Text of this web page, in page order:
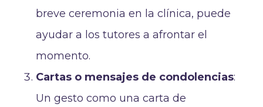
breve ceremonia en la clínica, puede
ayudar a los tutores a afrontar el
momento.
Cartas o mensajes de condolencias:
Un gesto como una carta de